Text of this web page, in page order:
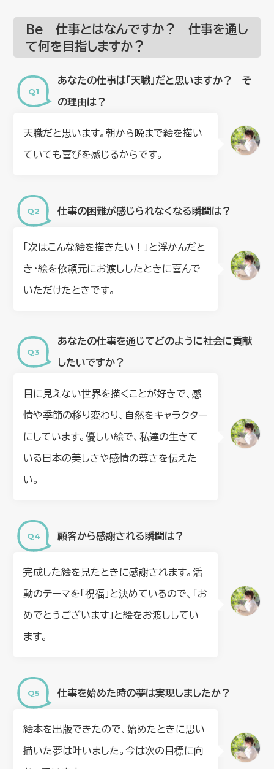
Be 仕事とはなんですか？ 仕事を通し
て何を目指しますか？
あなたの仕事は「天職」だと思いますか？ そ
の理由は？
天職だと思います。朝から晩まで絵を描い
ていても喜びを感じるからです。
仕事の困難が感じられなくなる瞬間は？
「次はこんな絵を描きたい！」と浮かんだと
き・絵を依頼元にお渡ししたときに喜んで
いただけたときです。
あなたの仕事を通じてどのように社会に貢献
したいですか？
目に見えない世界を描くことが好きで、感
情や季節の移り変わり、自然をキャラクター
にしています。優しい絵で、私達の生きて
いる日本の美しさや感情の尊さを伝えた
い。
顧客から感謝される瞬間は？
完成した絵を見たときに感謝されます。活
動のテーマを「祝福」と決めているので、「お
めでとうございます」と絵をお渡ししてい
ます。
仕事を始めた時の夢は実現しましたか？
絵本を出版できたので、始めたときに思い
描いた夢は叶いました。今は次の目標に向